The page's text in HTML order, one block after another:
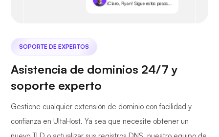
¡Claro, Ryan! Sigue estos pasos...
SOPORTE DE EXPERTOS
Asistencia de dominios 24/7 y
soporte experto
Gestione cualquier extensión de dominio con facilidad y
confianza en UltaHost. Ya sea que necesite obtener un